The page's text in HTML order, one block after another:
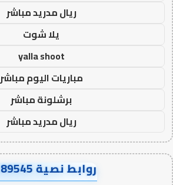
ريال مدريد مباشر
يلا شوت
yalla shoot
مباريات اليوم مباشر
برشلونة مباشر
ريال مدريد مباشر
روابط نصية AA89545